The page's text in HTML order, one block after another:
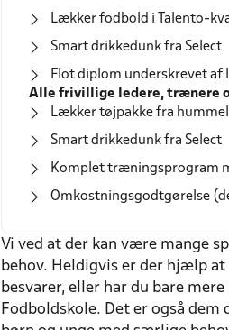
Lækker fodbold i Talento-
Smart drikkedunk fra Select
Flot diplom underskrevet
Alle frivillige ledere, trænere
Lækker tøjpakke fra hummel
Smart drikkedunk fra Select
Komplet træningsprogram
Omkostningsgodtgørelse
Vi ved at der kan være mange
behov. Heldigvis er der hjælp at
besvarer, eller har du bare
Fodboldskole. Det er også